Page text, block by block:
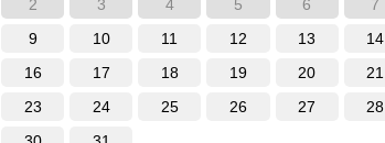
2 3 4 5 6 7
9
10 11 12 13 14
16
17 18 19 20 21
23
24 25 26 27 28